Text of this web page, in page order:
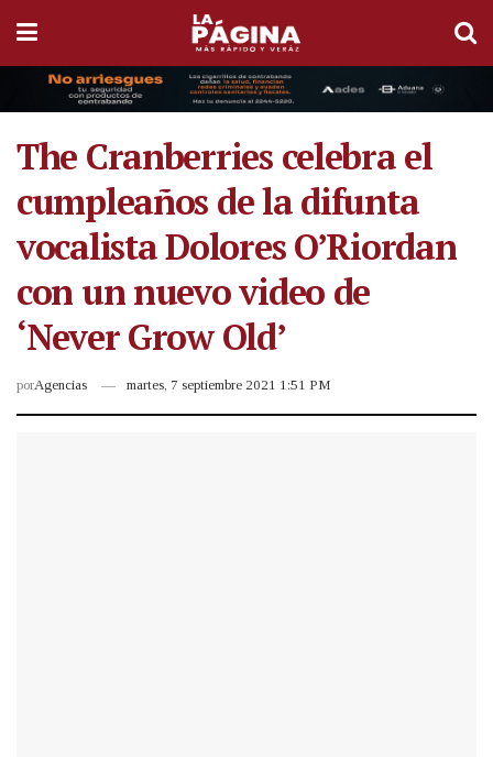
The Cranberries celebra el
cumpleaños de la difunta
vocalista Dolores O’Riordan
con un nuevo video de
‘Never Grow Old’
porAgencias martes, 7 septiembre 2021 1:51 PM